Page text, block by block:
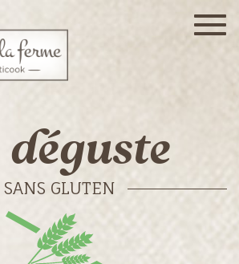
déguste
SANS GLUTEN